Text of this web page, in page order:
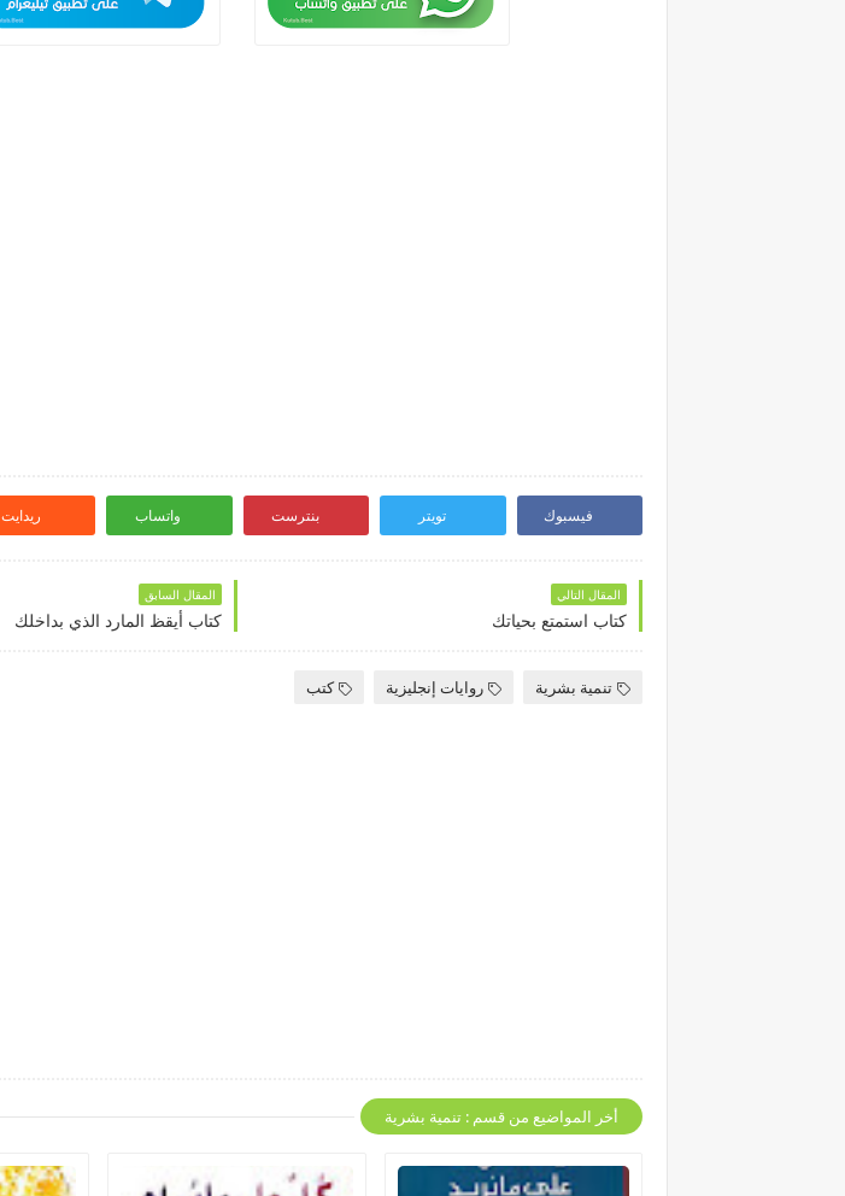
فيسبوك تويتر بنترست واتساب ريدايت
المقال التالي
كتاب استمتع بحياتك
المقال السابق
كتاب أيقظ المارد الذي بداخلك
تنمية بشرية روايات إنجليزية كتب
أخر المواضيع من قسم : تنمية بشرية